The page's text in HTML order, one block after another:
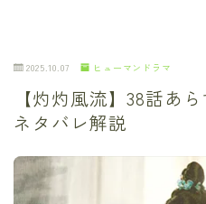
2025.10.07 ヒューマンドラマ
【灼灼風流】38話あ
ネタバレ解説